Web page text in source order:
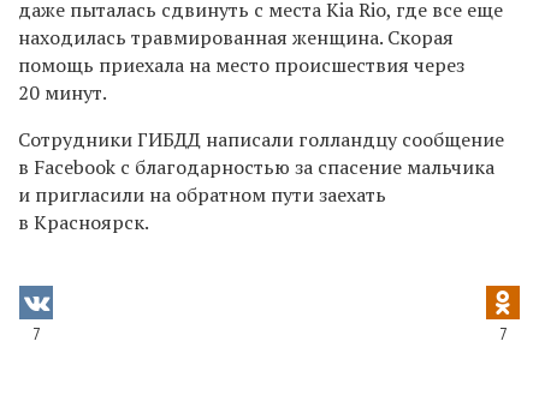
даже пыталась сдвинуть с места Kia Rio, где все еще
находилась травмированная женщина. Скорая
помощь приехала на место происшествия через
20 минут.
Сотрудники ГИБДД написали голландцу сообщение
в Facebook с благодарностью за спасение мальчика
и пригласили на обратном пути заехать
в Красноярск.
7 7